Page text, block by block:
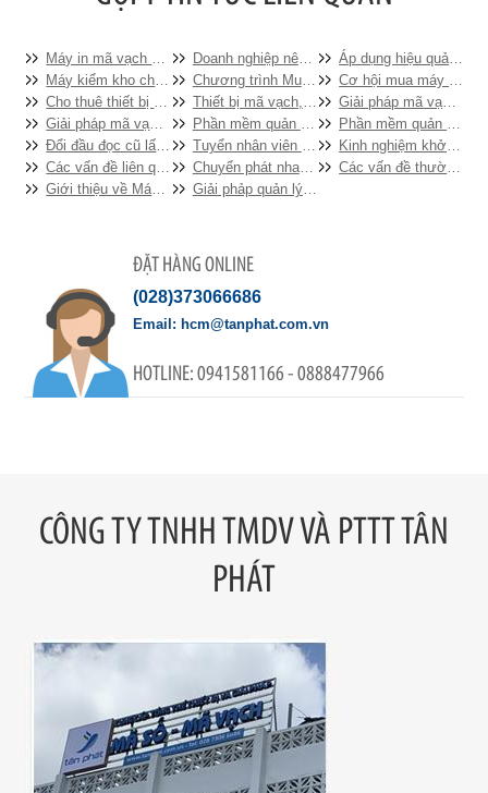
Máy in mã vạch Datamax I4212 – Sự lựa chọn hoàn hảo cho siêu thị, DN sản xuất Doanh nghiệp nên dùng máy chấm công vân tay nào là tốt
Áp dụng hiệu quả mã số mã vạch trong quản lý siêu thị
Máy kiểm kho chuyên dụng chất lượng nhất MOTOROLA MC2180
Chương trình Mua hàng giá rẻ được tặng thẻ mua hàng
Cơ hội mua máy in mã vạch giá ưu đãi cho cửa hàng, siêu thị, khu công nghiệp
Cho thuê thiết bị kiểm kho tự động
Thiết bị mã vạch, giải pháp tổng thể cho mọi loại hình doanh nghiệp
Giải pháp mã vạch cho sản xuất
Giải pháp mã vạch tối ưu cho nghành vận tải hàng hóa và hậu cần
Phần mềm quản lý bán hàng bằng mã vạch
Phần mềm quản lý cửa hàng đồ chơi tích hợp công nghệ mã số mã vạch
Đổi đầu đọc cũ lấy đầu đọc mã vạch mới
Tuyển nhân viên KD thị trường, marketing
Kinh nghiệm khởi nghiệp cho mô hình Cửa hàng tiện lợi
Các vấn đề liên quan đến ruy băng cho máy in hóa đơn EPSON
Chuyển phát nhanh nên dùng máy tít nào
Các vấn đề thường gặp đối với máy kiểm kho CipherLab
Giới thiệu về Máy quét mã vạch
Giải phảp quản lý bán hàng chuyên nghiệp dành cho lĩnh vực Nhà hàng, khách sạn, Bar, Cafe và Cửa hàng thức ăn nhanh.
ĐẶT HÀNG ONLINE
(028)373066686
0941581166 - 0888477966
hcm@tanphat.com.vn
CÔNG TY TNHH TMDV VÀ PTTT TÂN
PHÁT